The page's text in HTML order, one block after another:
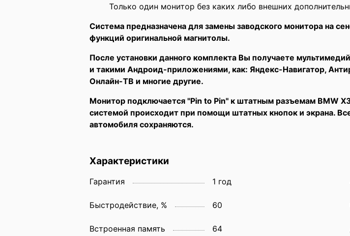
Только один монитор без каких либо внешних
Система предназначена для замены заводского монитора на
функций оригинальной магнитолы.
После установки данного комплекта Вы получаете
и такими Андроид-приложениями, как: Яндекс-Навигатор,
Онлайн-ТВ и многие другие.
Монитор подключается "Pin to Pin" к штатным разъемам BMW
системой происходит при помощи штатных кнопок и экрана.
автомобиля сохраняются.
Характеристики
Гарантия 1 год
Быстродействие, % 60
Встроенная память 64